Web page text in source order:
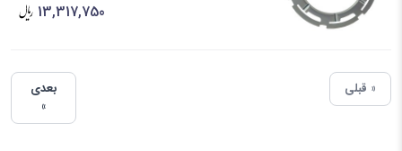
13,317,750
« قبلی
بعدی
»